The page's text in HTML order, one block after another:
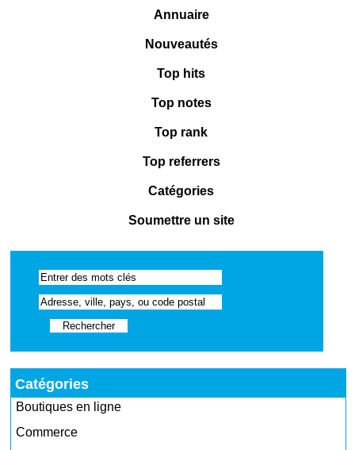
Annuaire
Nouveautés
Top hits
Top notes
Top rank
Top referrers
Catégories
Soumettre un site
Catégories
Boutiques en ligne
Commerce